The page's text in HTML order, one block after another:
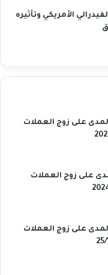
الأمريكي وتأثيره
على زوج العملات
على زوج العملات
على زوج العملات